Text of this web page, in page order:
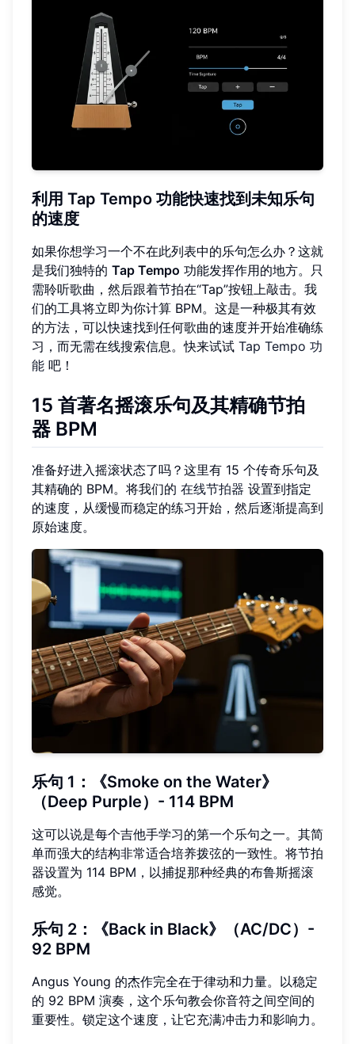
利用 Tap Tempo 功能快速找到未知乐句
的速度
如果你想学习一个不在此列表中的乐句怎么办？这就
是我们独特的 Tap Tempo 功能发挥作用的地方。只
需聆听歌曲，然后跟着节拍在“Tap”按钮上敲击。我
们的工具将立即为你计算 BPM。这是一种极其有效
的方法，可以快速找到任何歌曲的速度并开始准确练
习，而无需在线搜索信息。快来试试 Tap Tempo 功
能 吧！
15 首著名摇滚乐句及其精确节拍
器 BPM
准备好进入摇滚状态了吗？这里有 15 个传奇乐句及
其精确的 BPM。将我们的 在线节拍器 设置到指定
的速度，从缓慢而稳定的练习开始，然后逐渐提高到
原始速度。
乐句 1：《Smoke on the Water》
（Deep Purple）- 114 BPM
这可以说是每个吉他手学习的第一个乐句之一。其简
单而强大的结构非常适合培养拨弦的一致性。将节拍
器设置为 114 BPM，以捕捉那种经典的布鲁斯摇滚
感觉。
乐句 2：《Back in Black》（AC/DC）-
92 BPM
Angus Young 的杰作完全在于律动和力量。以稳定
的 92 BPM 演奏，这个乐句教会你音符之间空间的
重要性。锁定这个速度，让它充满冲击力和影响力。